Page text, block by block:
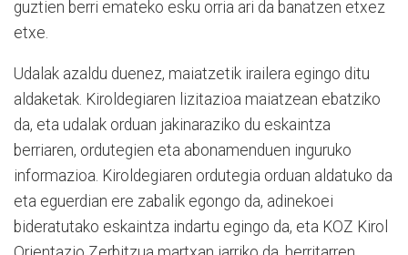
guztien berri emateko esku orria ari da banatzen etxez
etxe.
Udalak azaldu duenez, maiatzetik irailera egingo ditu
aldaketak. Kiroldegiaren lizitazioa maiatzean ebatziko
da, eta udalak orduan jakinaraziko du eskaintza
berriaren, ordutegien eta abonamenduen inguruko
informazioa. Kiroldegiaren ordutegia orduan aldatuko da
eta eguerdian ere zabalik egongo da, adinekoei
bideratutako eskaintza indartu egingo da, eta KOZ Kirol